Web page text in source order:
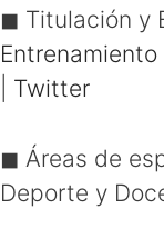
◼ Titulación y
Entrenamiento
Twitter
◼ Áreas de
Deporte y